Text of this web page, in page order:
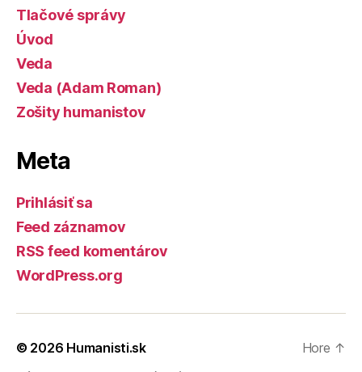
Tlačové správy
Úvod
Veda
Veda (Adam Roman)
Zošity humanistov
Meta
Prihlásiť sa
Feed záznamov
RSS feed komentárov
WordPress.org
© 2026 Humanisti.sk
Hore ↑